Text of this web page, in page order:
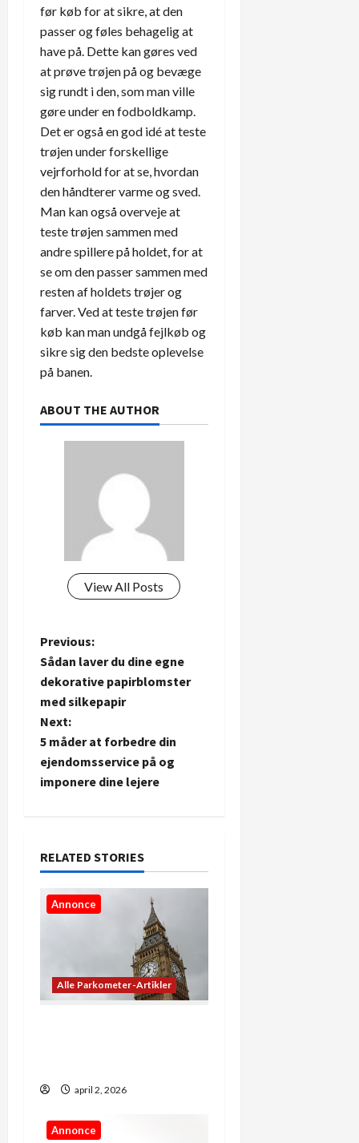
før køb for at sikre, at den
passer og føles behagelig at
have på. Dette kan gøres ved
at prøve trøjen på og bevæge
sig rundt i den, som man ville
gøre under en fodboldkamp.
Det er også en god idé at teste
trøjen under forskellige
vejrforhold for at se, hvordan
den håndterer varme og sved.
Man kan også overveje at
teste trøjen sammen med
andre spillere på holdet, for at
se om den passer sammen med
resten af holdets trøjer og
farver. Ved at teste trøjen før
køb kan man undgå fejlkøb og
sikre sig den bedste oplevelse
på banen.
ABOUT THE AUTHOR
View All Posts
P
o
s
t
n
v
i
g
n
Previous:
Sådan laver du dine egne
dekorative papirblomster
med silkepapir
Next:
5 måder at forbedre din
ejendomsservice på og
imponere dine lejere
RELATED STORIES
Annonce
Alle Parkometer-Artikler
april 2, 2026
Annonce